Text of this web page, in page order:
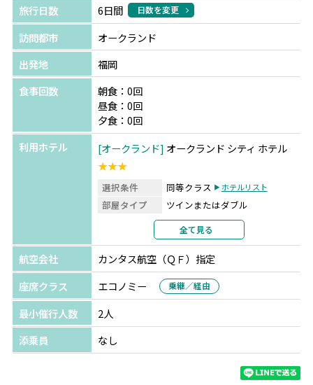
【A】自然に囲まれたホテルでの朝食（1泊分）
「マウントクック」または「テカポ湖」から、いずれか1
ヵ所をお選びいただけます。
【B】星空観賞ツアーにご招待（滞在中1回）
「テカポ湖」または「クイーンズタウン」から、いずれか
1ヵ所をお選びいただけます。
【追加料金でお手配可能です】
●オールブラックス・エクスペリエンス入場券（ラグビー
を間近で感じて体験できる施設です）：5,500円（1人あた
●土ボタル鑑賞ツアー：35,000円（1人あたり）
旅行日数
6日間 日数を変更
訪問都市
オークランド
出発地
福岡
食事回数
朝食：0回
昼食：0回
夕食：0回
利用ホテル
オークランド オークランド シティ ホテル
★★★
選択条件 同等クラス ホテルリスト
部屋タイプ
ツインまたはダブル
2名1室利用
部屋カテゴリ
指定なし
全て見る
航空会社
カンタス航空（ＱＦ）指定
座席クラス
エコノミー 乗継／経由
最小催行人数
2人
添乗員
なし